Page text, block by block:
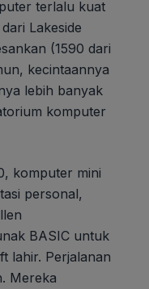
terlalu kuat
Lakeside
(1590 dari
kecintaannya
lebih banyak
komputer
komputer mini
personal,
BASIC untuk
lahir. Perjalanan
Mereka